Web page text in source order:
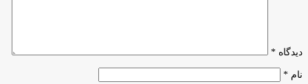
دیدگاه *
نام *